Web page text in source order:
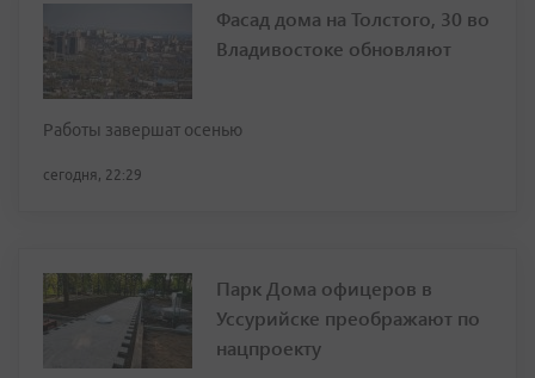
Фасад дома на Толстого, 30 во
Владивостоке обновляют
Работы завершат осенью
сегодня, 22:29
Парк Дома офицеров в
Уссурийске преображают по
нацпроекту